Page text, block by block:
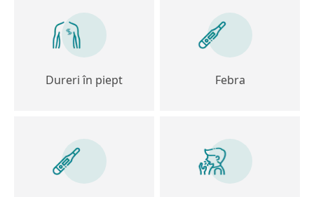
Dureri în piept Febra